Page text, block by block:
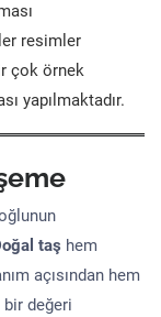
resimler
çok örnek
yapılmaktadır.
taş hem
açısından hem
bir değeri